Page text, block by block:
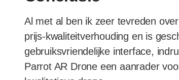
Al met al ben ik zeer tevreden
prijs-kwaliteitverhouding en is
gebruiksvriendelijke interface,
Parrot AR Drone een aanrader